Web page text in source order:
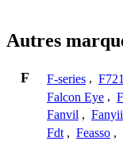
Autres
F F-series ,
Falcon Eye ,
Fanvil , Fanyii
Fdt , Feasso ,